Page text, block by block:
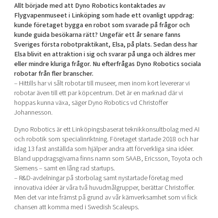
Programmet
Internationalisering
Mer
Ansök till Swedish Scaleups
Så finansieras Swedish Scaleups
In English
Allt började med att Dyno Robotics kontaktades av
Flygvapenmuseet i Linköping som hade ett ovanligt uppdrag:
kunde företaget bygga en robot som svarade på frågor och
kunde guida besökarna rätt? Ungefär ett år senare fanns
Sveriges första robotpraktikant, Elsa, på plats. Sedan dess har
Elsa blivit en attraktion i sig och svarar på unga och äldres mer
eller mindre kluriga frågor. Nu efterfrågas Dyno Robotics sociala
robotar från fler branscher.
– Hittills har vi sålt robotar till museer, men inom kort levererar vi
robotar även till ett par köpcentrum. Det är en marknad där vi
hoppas kunna växa, säger Dyno Robotics vd Christoffer
Johannesson.
Dyno Robotics är ett Linköpingsbaserat teknikkonsultbolag med AI
och robotik som specialinriktning. Företaget startade 2018 och har
idag 13 fast anställda som hjälper andra att förverkliga sina idéer.
Bland uppdragsgivarna finns namn som SAAB, Ericsson, Toyota och
Siemens – samt en lång rad startups.
– R&D-avdelningar på storbolag samt nystartade företag med
innovativa idéer är våra två huvudmålgrupper, berättar Christoffer.
Men det var inte främst på grund av vår kärnverksamhet som vi fick
chansen att komma med i Swedish Scaleups.